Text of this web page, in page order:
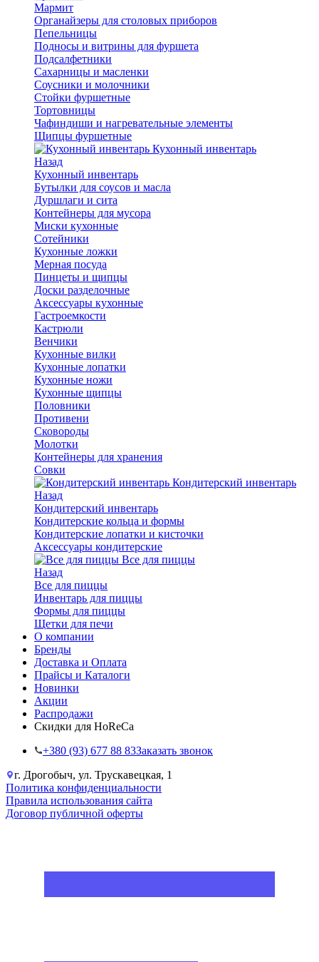
Мармит
Органайзеры для столовых приборов
Пепельницы
Подносы и витрины для фуршета
Подсалфетники
Сахарницы и масленки
Соусники и молочники
Стойки фуршетные
Тортовницы
Чафиндиши и нагревательные элементы
Щипцы фуршетные
Кухонный инвентарь
Назад
Кухонный инвентарь
Бутылки для соусов и масла
Дуршлаги и сита
Контейнеры для мусора
Миски кухонные
Сотейники
Кухонные ложки
Мерная посуда
Пинцеты и щипцы
Доски разделочные
Аксессуары кухонные
Гастроемкости
Кастрюли
Венчики
Кухонные вилки
Кухонные лопатки
Кухонные ножи
Кухонные щипцы
Половники
Противени
Сковороды
Молотки
Контейнеры для хранения
Совки
Кондитерский инвентарь
Назад
Кондитерский инвентарь
Кондитерские кольца и формы
Кондитерские лопатки и кисточки
Аксессуары кондитерские
Все для пиццы
Назад
Все для пиццы
Инвентарь для пиццы
Формы для пиццы
Щетки для печи
О компании
Бренды
Доставка и Оплата
Прайсы и Каталоги
Новинки
Акции
Распродажи
Скидки для HoReCa
+38‎0 (93) 677 88 83Заказать звонок
г. Дрогобыч, ул. Трускавецкая, 1
Политика конфиденциальности
Правила использования сайта
Договор публичной оферты